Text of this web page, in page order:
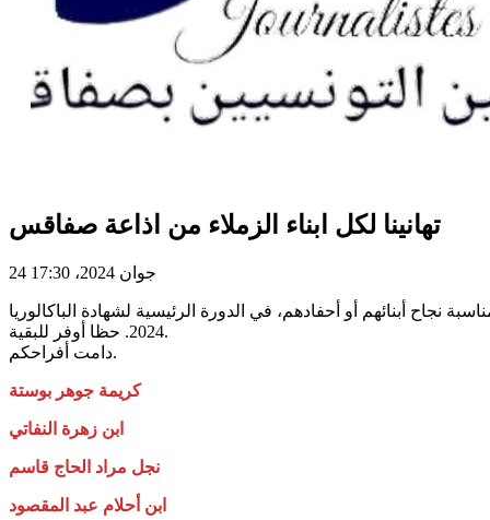
تهانينا لكل ابناء الزملاء من اذاعة صفاقس
24 جوان 2024، 17:30
نجاح أبنائهم أو أحفادهم، في الدورة الرئيسية لشهادة الباكالوريا
2024. حظا أوفر للبقية.
دامت أفراحكم.
كريمة جوهر بوستة
ابن زهرة النفاتي
نجل مراد الحاج قاسم
ابن أحلام عبد المقصود